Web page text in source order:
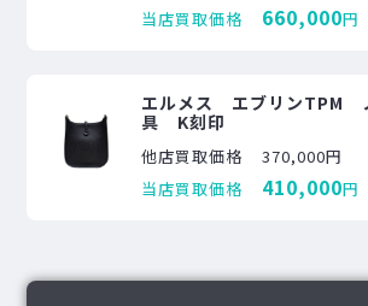
当店買取価格
660,000円
エルメス エブリンTPM
具 K刻印
他店買取価格
370,000円
当店買取価格
410,000円